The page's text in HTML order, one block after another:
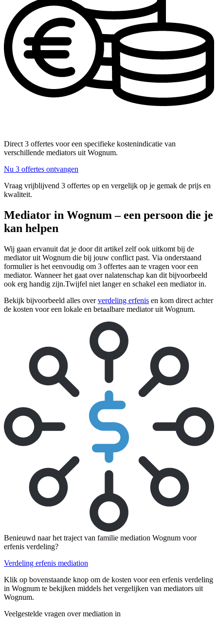
Direct 3 offertes voor een specifieke kostenindicatie van
verschillende mediators uit Wognum.
Nu 3 offertes ontvangen
Vraag vrijblijvend 3 offertes op en vergelijk op je gemak de prijs en
kwaliteit.
Mediator in Wognum – een persoon die je
kan helpen
Wij gaan ervanuit dat je door dit artikel zelf ook uitkomt bij de
mediator uit Wognum die bij jouw conflict past. Via onderstaand
formulier is het eenvoudig om 3 offertes aan te vragen voor een
mediator. Wanneer het gaat over nalatenschap kan dit bijvoorbeeld
ook erg handig zijn.Twijfel niet langer en schakel een mediator in.
Bekijk bijvoorbeeld alles oververdeling erfenis en kom direct achter
de kosten voor een lokale en betaalbare mediator uit Wognum.
Benieuwd naar het traject van familie mediation Wognum voor
erfenis verdeling?
Verdeling erfenis mediation
Klik op bovenstaande knop om de kosten voor een erfenis verdeling
in Wognum te bekijken middels het vergelijken van mediators uit
Wognum.
Veelgestelde vragen over mediation in